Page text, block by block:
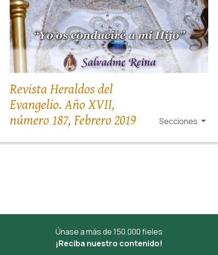
Revista Heraldos del
Evangelio. Año XVII,
número 187, Febrero 2019 Secciones
Únase a más de 150.000 fieles
¡Reciba nuestro contenido!